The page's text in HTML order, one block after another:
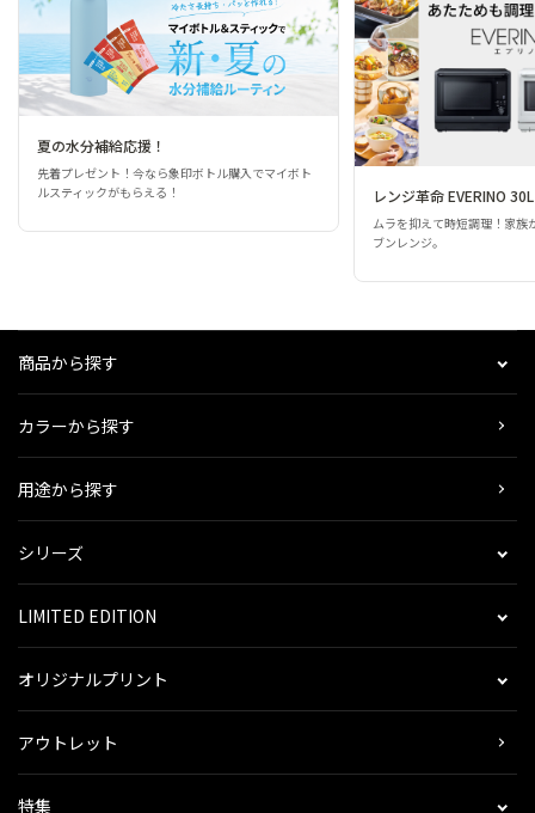
夏の水分補給応援！
先着プレゼント！今なら象印ボトル購入でマイボト
ルスティックがもらえる！
レンジ革命 EVERINO 30L
ムラを抑えて時短調理！家族
ブンレンジ。
商品から探す
カラーから探す
用途から探す
シリーズ
LIMITED EDITION
オリジナルプリント
アウトレット
特集